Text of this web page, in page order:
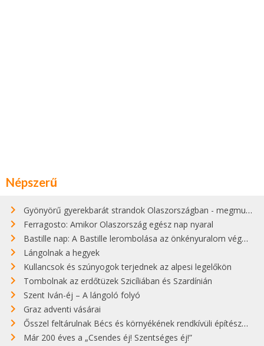
Népszerű
Gyönyörű gyerekbarát strandok Olaszországban - megmutatjuk a 15 legjobbat
Ferragosto: Amikor Olaszország egész nap nyaral
Bastille nap: A Bastille lerombolása az önkényuralom végét jelentette
Lángolnak a hegyek
Kullancsok és szúnyogok terjednek az alpesi legelőkön
Tombolnak az erdőtüzek Szicíliában és Szardínián
Szent Iván-éj – A lángoló folyó
Graz adventi vásárai
Ősszel feltárulnak Bécs és környékének rendkívüli építészeti kincsei
Már 200 éves a „Csendes éj! Szentséges éj!”